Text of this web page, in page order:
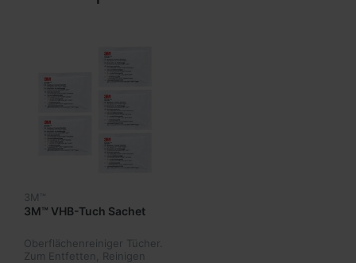
3M™
3M™ VHB-Tuch Sachet
Oberflächenreiniger Tücher.
Zum Entfetten, Reinigen